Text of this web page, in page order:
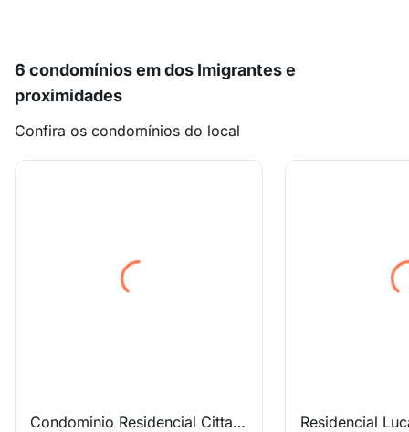
6 condomínios em dos Imigrantes e
proximidades
Confira os condomínios do local
Condominio Residencial Citta Di Paris Residencial